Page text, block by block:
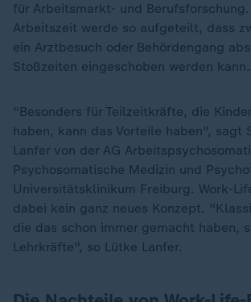
für Arbeitsmarkt- und
Arbeitszeit werde so aufgeteilt, dass
ein Arztbesuch oder Behördengang
Stoßzeiten eingeschoben werden kann.
"Besonders für Teilzeitkräfte, die
haben, kann das Vorteile haben", sagt
Lanfer von der AG
Psychosomatische Medizin und
Universitätsklinikum Freiburg. Work-
dabei kein ganz neues Konzept.
die das schon immer gemacht haben,
Lehrkräfte", so Lütke Lanfer.